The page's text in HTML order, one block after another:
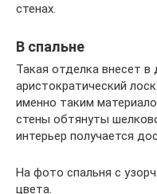
стенах.
В спальне
Такая отделка внесет в
аристократический
именно таким
стены обтянуты
интерьер получается
На фото спальня с
цвета.